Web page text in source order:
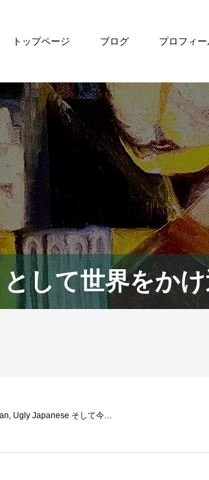
トップページ ブログ プロフィー
して世界をか
Ugly Japanese そして今…